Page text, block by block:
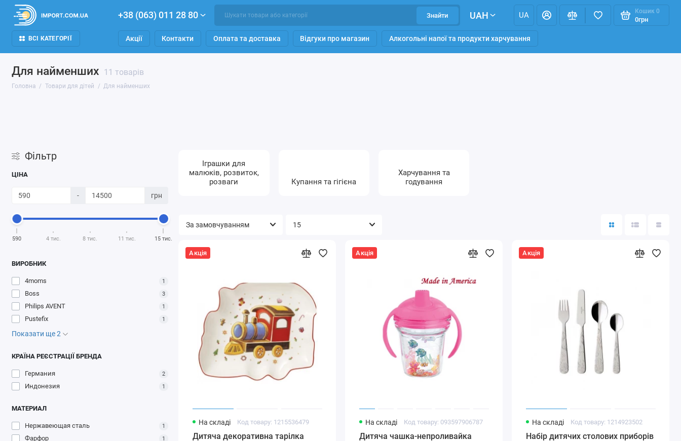
+38 (063) 011 28 80 Знайти UAH UA Кошик 0
0грн
ВСІ КАТЕГОРІЇ Акції Контакти Оплата та доставка Відгуки про магазин Алкогольні напої та продукти харчування
Для найменших 11 товарів
Головна Товари для дітей Для найменших
Фільтр
ЦІНА
- грн
590 4 тис. 8 тис. 11 тис. 15 тис.
ВИРОБНИК
4moms 1
Boss 3
Philips AVENT 1
Pustefix 1
Показати ще 2
КРАЇНА РЕЄСТРАЦІЇ БРЕНДА
Германия 2
Индонезия 1
МАТЕРИАЛ
Нержавеющая сталь 1
Фарфор 1
Іграшки для
малюків, розвиток,
розваги
Купання та гігієна
Харчування та
годування
Акція
На складі Код товару: 1215536479
Дитяча декоративна тарілка
Акція
На складі Код товару: 093597906787
Дитяча чашка-непроливайка
Акція
На складі Код товару: 1214923502
Набір дитячих столових приборів